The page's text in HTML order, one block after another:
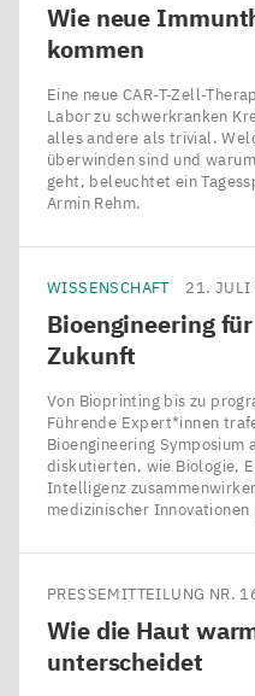
Wie neue
kommen
Eine neue CAR-T-Zell-
Labor zu schwerkranken
alles andere als trivial.
überwinden sind und
geht, beleuchtet ein
Armin Rehm.
WISSENSCHAFT 21. JULI
Bioengineering
Zukunft
Von Bioprinting bis zu
Führende Expert*innen
Bioengineering Symposium
diskutierten, wie Biologie,
Intelligenz
medizinischer Innovationen
PRESSEMITTEILUNG NR.
Wie die Haut
unterscheidet